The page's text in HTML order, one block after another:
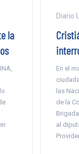
la
Diario
En el
las
de la
al